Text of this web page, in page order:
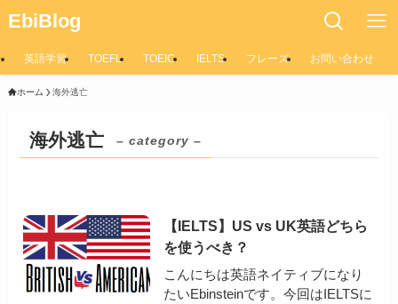
EbiBlog
英語学習 TOEFL TOEIC IELTS フレーズ お問い合わせ
ホーム 海外逃亡
海外逃亡 – category –
【IELTS】US vs UK英語どちら
を使うべき？
こんにちは英語ネイティブになり
たいEbinsteinです。今回はIELTSに